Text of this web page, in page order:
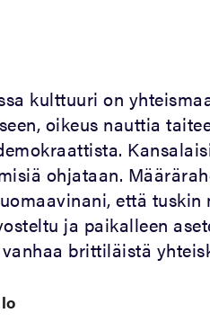
kulttuuri on
oikeus nauttia
ohjataan.
että
ja paikalleen
brittiläistä